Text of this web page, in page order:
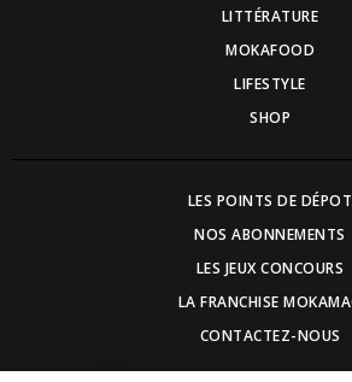
LITTÉRATURE
MOKAFOOD
LIFESTYLE
SHOP
LES POINTS DE DÉPOT
NOS ABONNEMENTS
LES JEUX CONCOURS
LA FRANCHISE
CONTACTEZ-NOUS